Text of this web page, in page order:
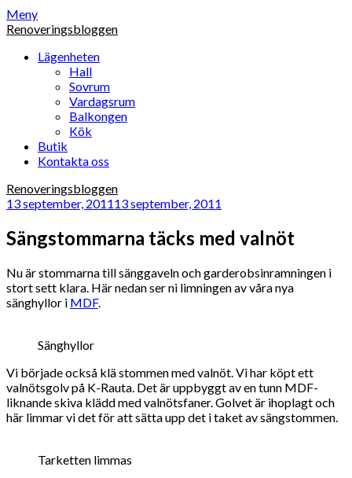
Hoppa
till
Meny
Renoveringsbloggen
Lägenheten
Hall
Sovrum
Vardagsrum
Balkongen
Kök
Butik
Kontakta oss
Renoveringsbloggen
13 september, 201113 september, 2011
Sängstommarna täcks med valnöt
Nu är stommarna till sänggaveln och garderobsinramningen i
stort sett klara. Här nedan ser ni limningen av våra nya
sänghyllor i MDF.
Sänghyllor
Vi började också klä stommen med valnöt. Vi har köpt ett
valnötsgolv på K-Rauta. Det är uppbyggt av en tunn MDF-
liknande skiva klädd med valnötsfaner. Golvet är ihoplagt och
här limmar vi det för att sätta upp det i taket av sängstommen.
Tarketten limmas